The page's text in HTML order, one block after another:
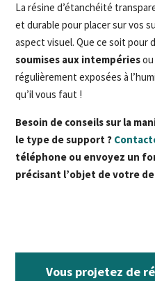
La résine d’étanchéité
et durable pour placer sur vos
aspect visuel. Que ce soit pour
soumises aux intempéries
régulièrement exposées à
qu’il vous faut !
Besoin de conseils sur la
le type de support ?
téléphone ou envoyez un
précisant l’objet de votre
Vous projetez de